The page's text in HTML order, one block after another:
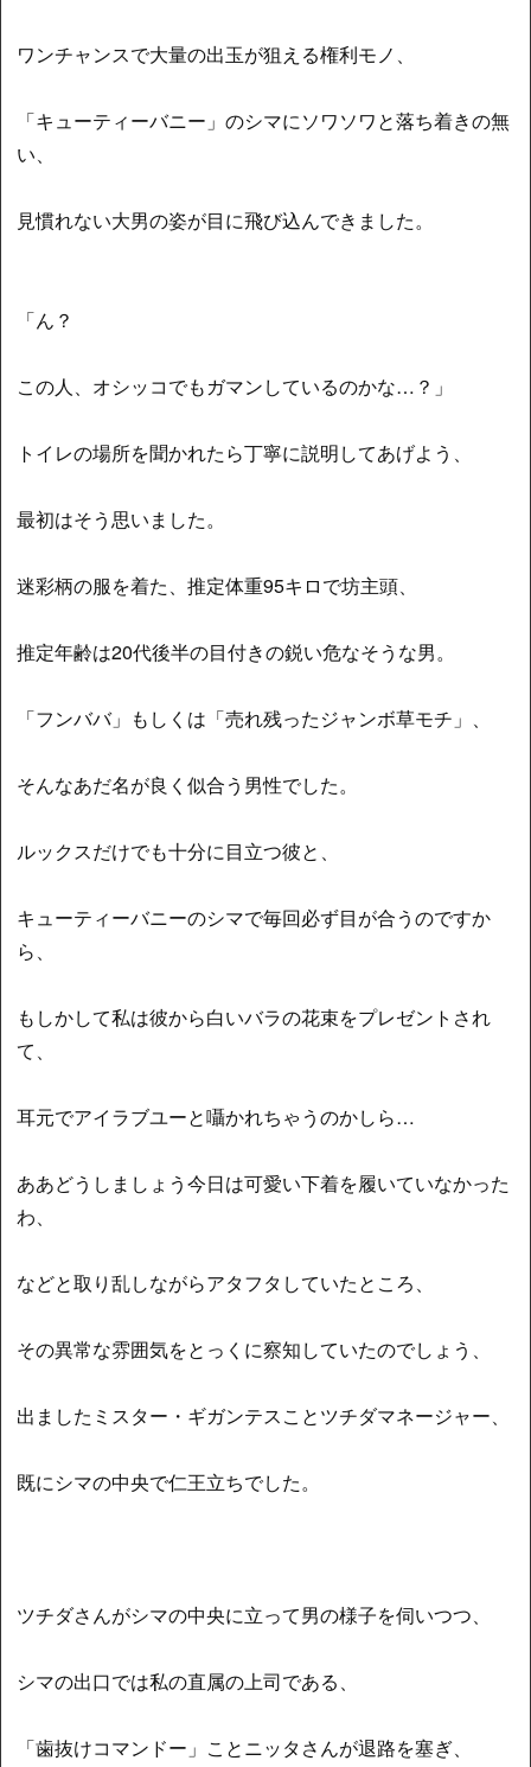
ワンチャンスで大量の出玉が狙える権利モノ、
「キューティーバニー」のシマにソワソワと落ち着きの無
い、
見慣れない大男の姿が目に飛び込んできました。
「ん？
この人、オシッコでもガマンしているのかな…？」
トイレの場所を聞かれたら丁寧に説明してあげよう、
最初はそう思いました。
迷彩柄の服を着た、推定体重95キロで坊主頭、
推定年齢は20代後半の目付きの鋭い危なそうな男。
「フンババ」もしくは「売れ残ったジャンボ草モチ」、
そんなあだ名が良く似合う男性でした。
ルックスだけでも十分に目立つ彼と、
キューティーバニーのシマで毎回必ず目が合うのですか
ら、
もしかして私は彼から白いバラの花束をプレゼントされ
て、
耳元でアイラブユーと囁かれちゃうのかしら…
ああどうしましょう今日は可愛い下着を履いていなかった
わ、
などと取り乱しながらアタフタしていたところ、
その異常な雰囲気をとっくに察知していたのでしょう、
出ましたミスター・ギガンテスことツチダマネージャー、
既にシマの中央で仁王立ちでした。
ツチダさんがシマの中央に立って男の様子を伺いつつ、
シマの出口では私の直属の上司である、
「歯抜けコマンドー」ことニッタさんが退路を塞ぎ、